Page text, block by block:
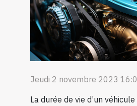
Jeudi 2 novembre 2023
La durée de vie d’un